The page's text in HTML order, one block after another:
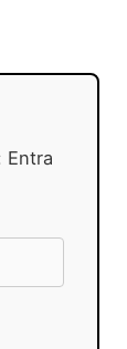
Entra